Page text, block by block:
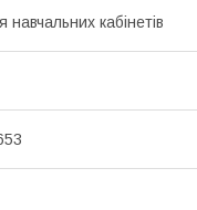
кабінетів